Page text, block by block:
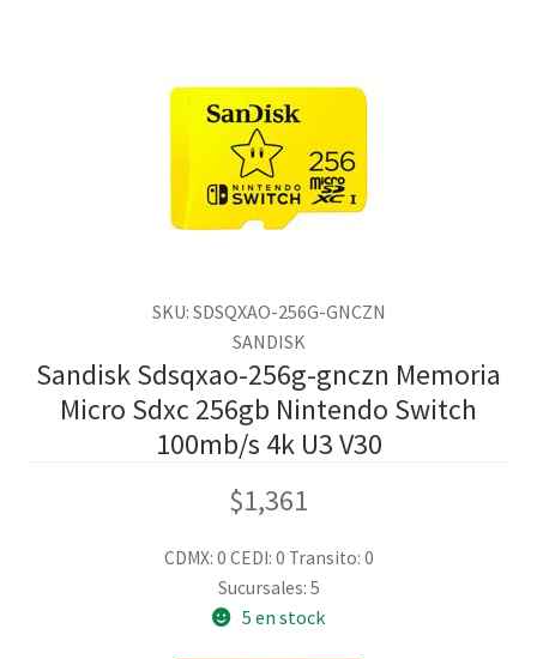
SKU: SDSQXAO-256G-GNCZN
SANDISK
Sandisk Sdsqxao-256g-gnczn Memoria
Micro Sdxc 256gb Nintendo Switch
100mb/s 4k U3 V30
$1,361
CDMX: 0 CEDI: 0 Transito: 0
Sucursales: 5
5 en stock